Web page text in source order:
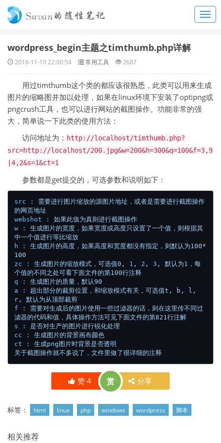
wordpress_begin主题之timthumb.php详解
2016-11-10 22:00:54 常用工具 2687
用过timthumb这个类的都应该很熟悉，此类可以用来生成
图片的缩略图并加以处理，如果在linux环境下安装了optipng或
pngcrush工具，也可以进行网站的截图操作。功能非常的强
大，简单说一下此类的使用方法：
访问地址为： http://localhost/timthumb.php?
src=http://localhost/200.jpg&w=200&h=300&q=100&f=3,9
|4,2&s=1&ct=1
参数都是get提交的，可选参数和说明如下：
src :
需要进行图片缩放的源图片地址，或者是需要进行截图操作
的网页地址
webshot :
如果此值为真则进行截图操作
w :
生成图片的宽度，如果宽度或高度只设置了一个值，则根据其
中一个值进行等比缩放
h :
生成图片的高度，如果高度和宽度都没有指定，则默认为100*
100
zc :
生成图片的缩放模式，可选值0, 1 , 2 , 3 ,
默认为1，每
个值的不同之处可看下面文件的第100行注释
q :
生成图片的质量，默认90
a :
超出部分的裁剪位置，和缩放模式有关，可选值t, b,
l,
r,
默认为从顶部裁剪
f :
需要对生成后的图片使用一些过滤器的话，则在这里传不同过
滤器的代码和值，具体操作方法可见下面文件的第821行注解
s :
是否对生产的图片进行锐化处理
cc :
生成图片的背景画布颜色
ct :
生成png图片时背景是否透明
关于截图操作就不多说了，文件里做了很详细的注释
赞 4 赏 分享
标签： html linux php windows wordpress 脚本
相关推荐